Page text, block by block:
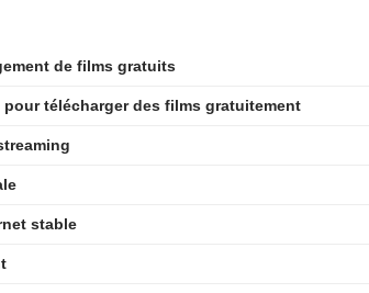
de films gratuits
télécharger des films gratuitement
stable